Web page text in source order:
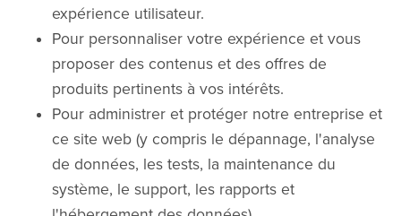
expérience utilisateur.
Pour personnaliser votre expérience et vous
proposer des contenus et des offres de
produits pertinents à vos intérêts.
Pour administrer et protéger notre entreprise et
ce site web (y compris le dépannage, l'analyse
de données, les tests, la maintenance du
système, le support, les rapports et